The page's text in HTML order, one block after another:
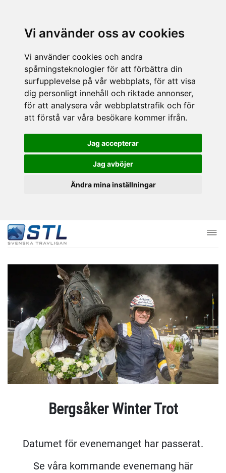
Vi använder oss av cookies
Vi använder cookies och andra
spårningsteknologier för att förbättra din
surfupplevelse på vår webbplats, för att visa
dig personligt innehåll och riktade annonser,
för att analysera vår webbplatstrafik och för
att förstå var våra besökare kommer ifrån.
Jag accepterar
Jag avböjer
Ändra mina inställningar
Bergsåker Winter Trot
Datumet för evenemanget har passerat.
Se våra kommande evenemang här